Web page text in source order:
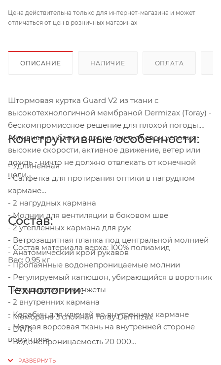
Цена действительна только для интернет-магазина и может
отличаться от цен в розничных магазинах
ОПИСАНИЕ НАЛИЧИЕ ОПЛАТА
Штормовая куртка Guard V2 из ткани с
высокотехнологичной мембраной Dermizax (Toray) -
бескомпромиссное решение для плохой погоды.
Активная рыбалка с лодки диктует свои условия:
высокие скорости, активное движение, ветер или
дождь - ничто не должно отвлекать от конечной
цели.
Конструктивные особенности:
- Удлиненная
- Салфетка для протирания оптики в нагрудном
кармане
- 2 нагрудных кармана
- Молнии для вентиляции в боковом шве
- 2 утепленных кармана для рук
- Ветрозащитная планка под центральной молнией
- Анатомический крой рукавов
- Пропаянные водонепроницаемые молнии
- Регулируемый капюшон, убирающийся в воротник
- Регулируемые манжеты
- 2 внутренних кармана
- Карабин для ключей во внутреннем кармане
- Мягкая ворсовая ткань на внутренней стороне
воротника
Состав:
- Состав материала верха: 100% полиамид
Вес: 0,95 кг
Технологии:
- Мембрана 3 слойная Toray Dermizax
- DWR
- Водонепроницаемость 20 000